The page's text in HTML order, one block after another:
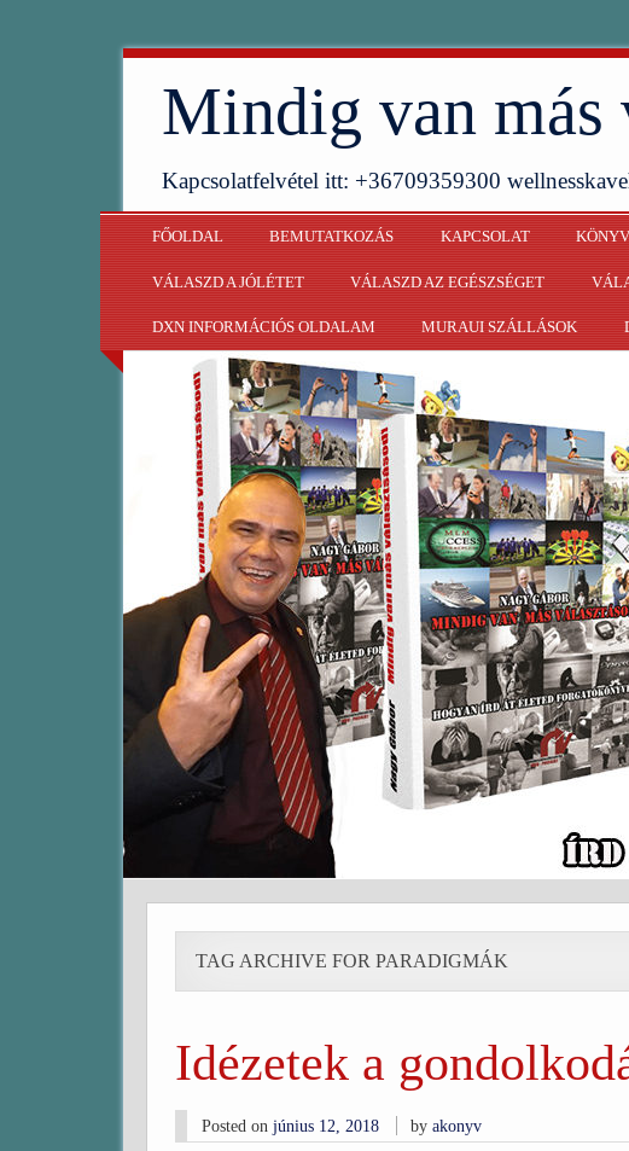
Mindig van más
Kapcsolatfelvétel itt: +36709359300
FŐOLDAL BEMUTATKOZÁS KAPCSOLAT
VÁLASZD A JÓLÉTET VÁLASZD AZ EGÉSZSÉGET
DXN INFORMÁCIÓS OLDALAM MURAUI SZÁLLÁSOK
TAG ARCHIVE FOR PARADIGMÁK
Idézetek a
Posted on június 12, 2018 byakonyv